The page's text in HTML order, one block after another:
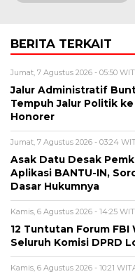
BERITA TERKAIT
Jumat, 7 Agustus 2026 - 05:50
Jalur Administratif
Tempuh Jalur Politik ke
Honorer
Jumat, 7 Agustus 2026 - 03:24
Asak Datu Desak
Aplikasi BANTU-IN,
Dasar Hukumnya
Kamis, 6 Agustus 2026 - 14:25
12 Tuntutan Forum
Seluruh Komisi DPRD
Kamis, 6 Agustus 2026 - 10:21